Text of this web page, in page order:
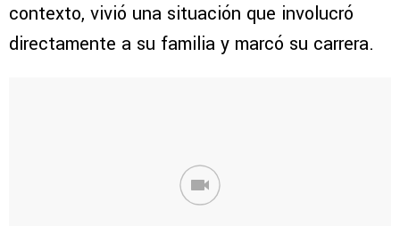
contexto, vivió una situación que involucró
directamente a su familia y marcó su carrera.